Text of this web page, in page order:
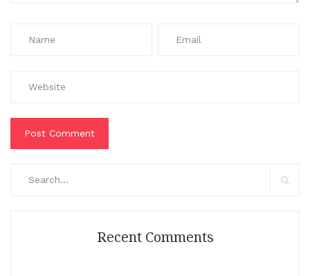
Recent Comments